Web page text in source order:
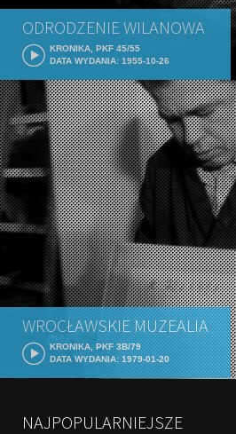
ODRODZENIE WILANOWA
KRONIKA, PKF 45/55
DATA WYDANIA: 1955-10-26
WROCŁAWSKIE MUZEALIA
KRONIKA, PKF 3B/79
DATA WYDANIA: 1979-01-20
NAJPOPULARNIEJSZE